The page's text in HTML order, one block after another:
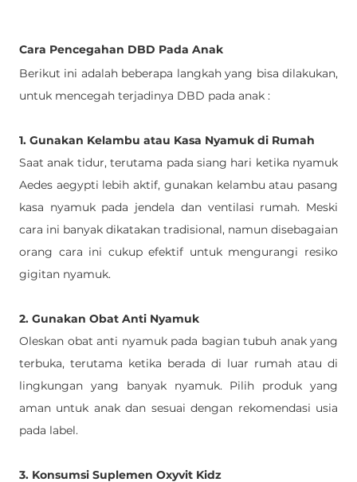
Cara Pencegahan DBD Pada Anak
Berikut ini adalah beberapa langkah yang bisa dilakukan,
untuk mencegah terjadinya DBD pada anak :
1. Gunakan Kelambu atau Kasa Nyamuk di Rumah
Saat anak tidur, terutama pada siang hari ketika nyamuk
Aedes aegypti lebih aktif, gunakan kelambu atau pasang
kasa nyamuk pada jendela dan ventilasi rumah. Meski
cara ini banyak dikatakan tradisional, namun disebagaian
orang cara ini cukup efektif untuk mengurangi resiko
gigitan nyamuk.
2. Gunakan Obat Anti Nyamuk
Oleskan obat anti nyamuk pada bagian tubuh anak yang
terbuka, terutama ketika berada di luar rumah atau di
lingkungan yang banyak nyamuk. Pilih produk yang
aman untuk anak dan sesuai dengan rekomendasi usia
pada label.
3. Konsumsi Suplemen Oxyvit Kidz